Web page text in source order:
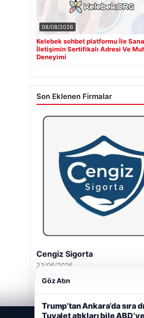
08/08/2026
Kelebek sohbet platformu İle
İletişimin Sertifikalı Adresi Ve
Deneyimi
Son Eklenen Firmalar
Cengiz Sigorta
23/06/2026
Göz Atın
Trump’tan Ankara’da sıra
Tuvalet atıkları bile